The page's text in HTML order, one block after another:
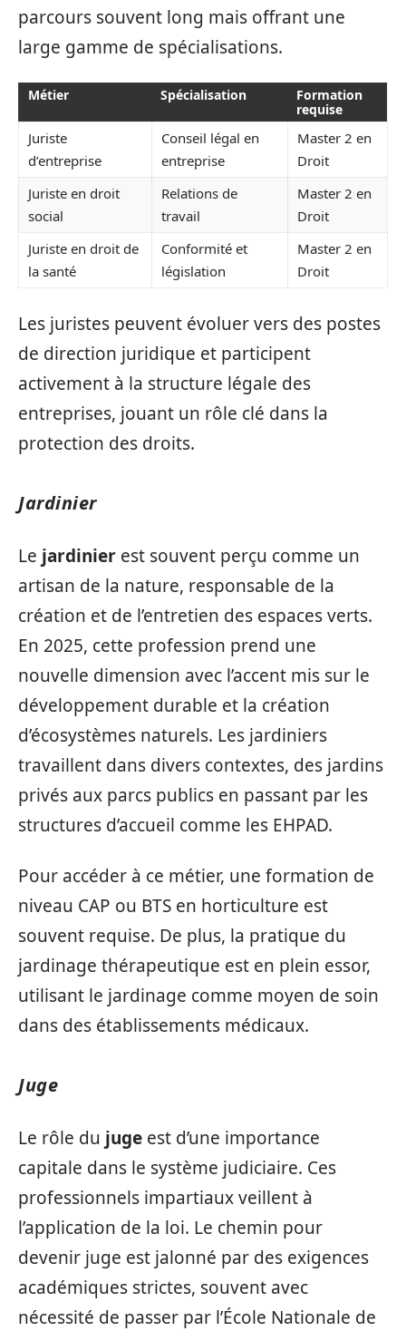
parcours souvent long mais offrant une
large gamme de spécialisations.
Métier Spécialisation
Formation
requise
Juriste
d’entreprise
Conseil légal en
entreprise
Master 2 en
Droit
Juriste en droit
social
Relations de
travail
Master 2 en
Droit
Juriste en droit de
la santé
Conformité et
législation
Master 2 en
Droit
Les juristes peuvent évoluer vers des postes
de direction juridique et participent
activement à la structure légale des
entreprises, jouant un rôle clé dans la
protection des droits.
Jardinier
Le jardinier est souvent perçu comme un
artisan de la nature, responsable de la
création et de l’entretien des espaces verts.
En 2025, cette profession prend une
nouvelle dimension avec l’accent mis sur le
développement durable et la création
d’écosystèmes naturels. Les jardiniers
travaillent dans divers contextes, des jardins
privés aux parcs publics en passant par les
structures d’accueil comme les EHPAD.
Pour accéder à ce métier, une formation de
niveau CAP ou BTS en horticulture est
souvent requise. De plus, la pratique du
jardinage thérapeutique est en plein essor,
utilisant le jardinage comme moyen de soin
dans des établissements médicaux.
Juge
Le rôle du juge est d’une importance
capitale dans le système judiciaire. Ces
professionnels impartiaux veillent à
l’application de la loi. Le chemin pour
devenir juge est jalonné par des exigences
académiques strictes, souvent avec
nécessité de passer par l’École Nationale de